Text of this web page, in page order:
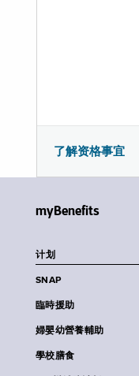
了解资格事宜
myBenefits
计划
SNAP
臨時援助
婦嬰幼營養輔助
學校膳食